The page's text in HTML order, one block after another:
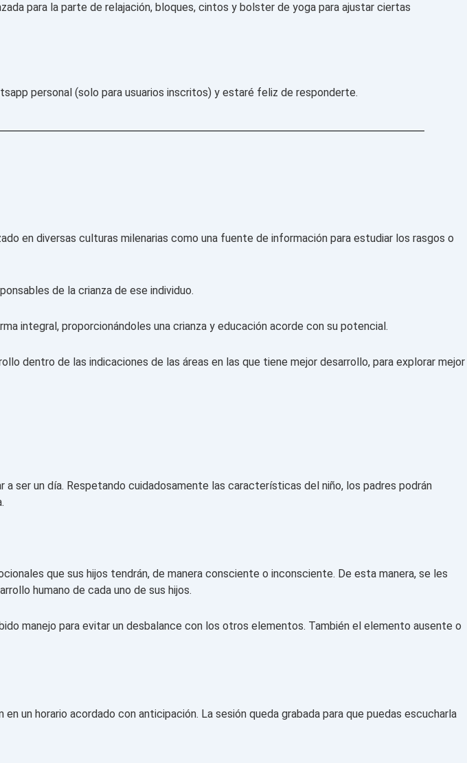
para la parte de relajación, bloques, cintos y bolster de yoga para ajustar ciertas
personal (solo para usuarios inscritos) y estaré feliz de responderte.
en diversas culturas milenarias como una fuente de información para estudiar los rasgos o
de la crianza de ese individuo.
integral, proporcionándoles una crianza y educación acorde con su potencial.
dentro de las indicaciones de las áreas en las que tiene mejor desarrollo, para explorar mejor
ser un día. Respetando cuidadosamente las características del niño, los padres podrán
que sus hijos tendrán, de manera consciente o inconsciente. De esta manera, se les
humano de cada uno de sus hijos.
manejo para evitar un desbalance con los otros elementos. También el elemento ausente o
un horario acordado con anticipación. La sesión queda grabada para que puedas escucharla